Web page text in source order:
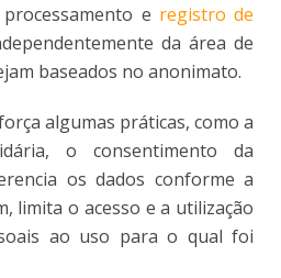
e registro de
da área de
baseados no anonimato.
algumas práticas, como a
o consentimento da
os dados conforme a
limita o acesso e a utilização
ao uso para o qual foi